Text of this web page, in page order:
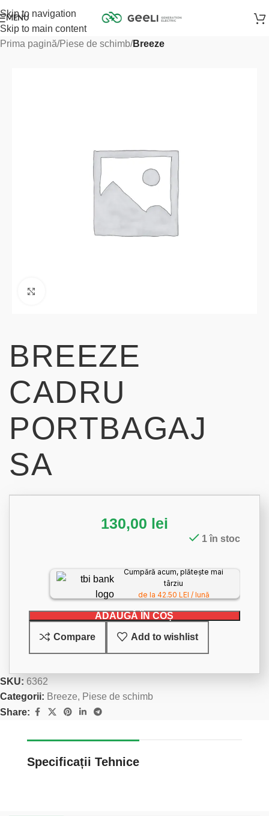
Skip to navigation
Skip to main content
MENU
Prima pagină Piese de schimb Breeze
BREEZE
CADRU
PORTBAGAJ
SA
130,00 lei
1 în stoc
ADAUGĂ ÎN COȘ
Cumpără acum, plătește mai
târziu
de la 42.50 LEI / lună
Compare Add to wishlist
SKU: 6362
Categorii: Breeze, Piese de schimb
Share:
Specificații Tehnice